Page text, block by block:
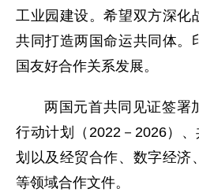
工业园建设。希望双方深化
共同打造两国命运共同体。
国友好合作关系发展。
两国元首共同见证签署
行动计划（2022－2026）
划以及经贸合作、数字经济
等领域合作文件。